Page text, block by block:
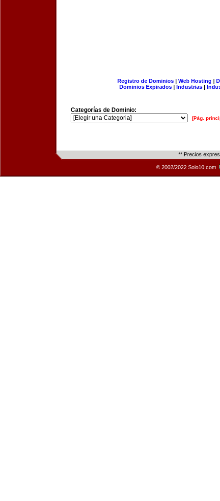
Registro de Dominios| Web Hosting |
Dominios Expirados | Industrias |
Categorías de Dominio:
[Pág.
** Precios
© 2002/2022 Solo10.com